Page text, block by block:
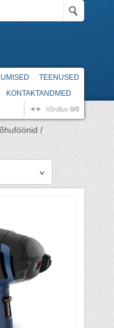
TEENUSED
KONTAKTANDMED
Võrdlus 0/0
/